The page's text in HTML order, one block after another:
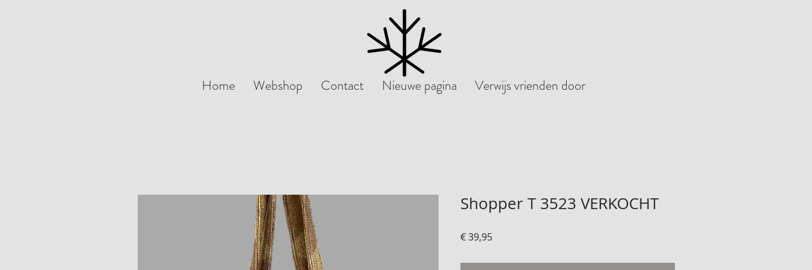
Home Webshop Contact Nieuwe pagina Verwijs vrienden door
Shopper T 3523 VERKOCHT
€ 39,95Prijs